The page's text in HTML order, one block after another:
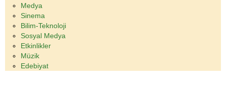
Medya
Sinema
Bilim-Teknoloji
Sosyal Medya
Etkinlikler
Müzik
Edebiyat